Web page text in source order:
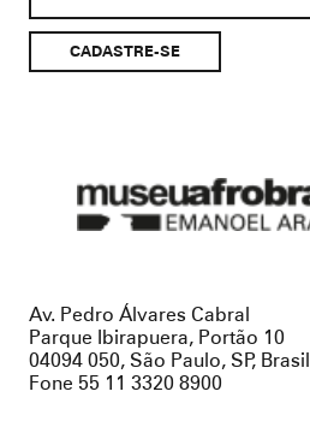
Museu
Av. Pedro Álvares Cabral
Parque Ibirapuera, Portão 10
04094 050, São Paulo, SP, Brasil
Fone 55 11 3320 8900